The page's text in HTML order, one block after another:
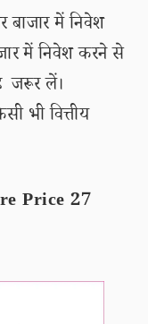
में निवेश
में निवेश करने से
जरूर लें।
भी वित्तीय
Price 27